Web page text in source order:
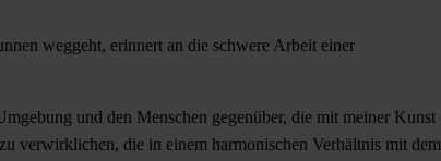
weggeht, erinnert an die schwere Arbeit einer
und den Menschen gegenüber, die mit meiner Kunst
verwirklichen, die in einem harmonischen Verhältnis mit dem